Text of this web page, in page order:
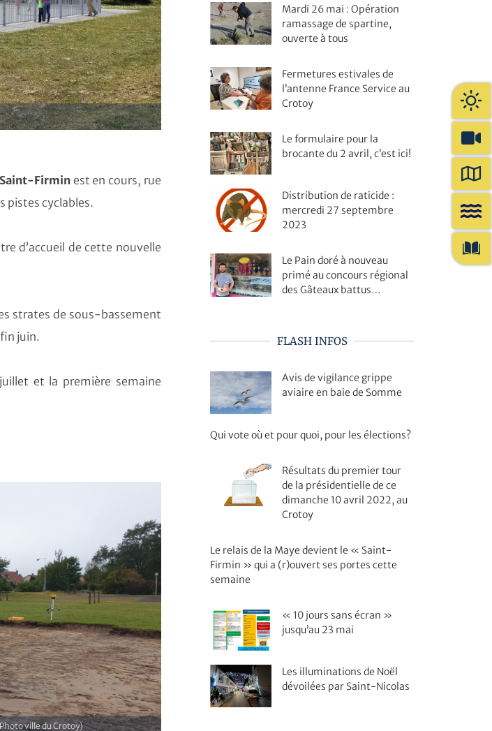
Saint-Firminest en cours, rue
pistes cyclables.
d’accueil de cette nouvelle
strates de sous-bassement
fin juin.
et la première semaine
ville du Crotoy)
Mardi 26 mai : Opération
ramassage de spartine,
ouverte à tous
Fermetures estivales de
l’antenne France Service au
Crotoy
Le formulaire pour la
brocante du 2 avril, c’est ici!
Distribution de raticide :
mercredi 27 septembre
2023
Le Pain doré à nouveau
primé au concours régional
des Gâteaux battus…
FLASH INFOS
Avis de vigilance grippe
aviaire en baie de Somme
Qui vote où et pour quoi, pour les élections?
Résultats du premier tour
de la présidentielle de ce
dimanche 10 avril 2022, au
Crotoy
Le relais de la Maye devient le « Saint-
Firmin » qui a (r)ouvert ses portes cette
semaine
« 10 jours sans écran »
jusqu’au 23 mai
Les illuminations de Noël
dévoilées par Saint-Nicolas